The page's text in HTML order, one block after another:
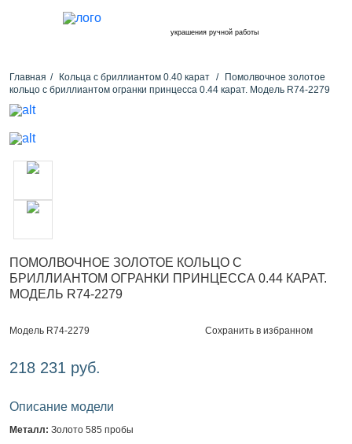
украшения ручной работы
Главная Кольца с бриллиантом 0.40 карат
Помолвочное золотое
кольцо с бриллиантом огранки принцесса 0.44 карат. Модель R74-2279
ПОМОЛВОЧНОЕ ЗОЛОТОЕ КОЛЬЦО С
БРИЛЛИАНТОМ ОГРАНКИ ПРИНЦЕССА 0.44 КАРАТ.
МОДЕЛЬ R74-2279
Модель R74-2279 Сохранить в избранном
218 231 руб.
Описание модели
Металл: Золото 585 пробы